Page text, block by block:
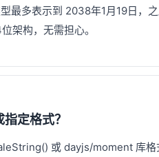
最多表示到 2038年1月19日，
架构，无需担心。
定格式？
或 dayjs/moment 库